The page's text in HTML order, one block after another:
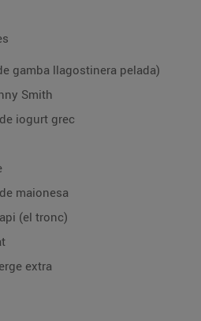
gamba llagostinera pelada)
Smith
iogurt grec
maionesa
(el tronc)
extra